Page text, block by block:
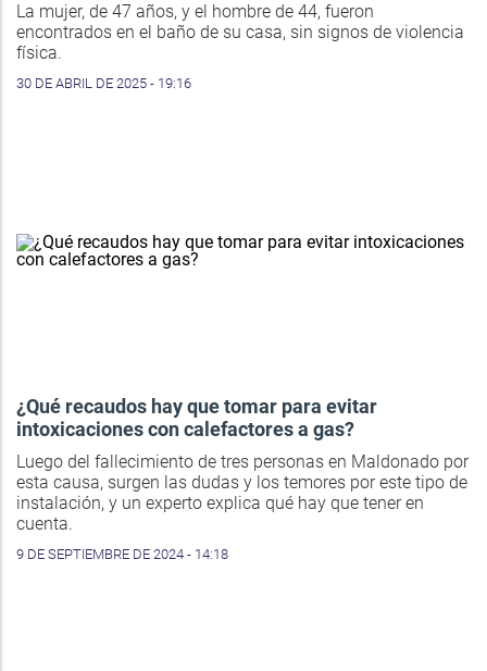
La mujer, de 47 años, y el hombre de 44, fueron
encontrados en el baño de su casa, sin signos de violencia
física.
30 DE ABRIL DE 2025 - 19:16
¿Qué recaudos hay que tomar para evitar
intoxicaciones con calefactores a gas?
Luego del fallecimiento de tres personas en Maldonado por
esta causa, surgen las dudas y los temores por este tipo de
instalación, y un experto explica qué hay que tener en
cuenta.
9 DE SEPTIEMBRE DE 2024 - 14:18